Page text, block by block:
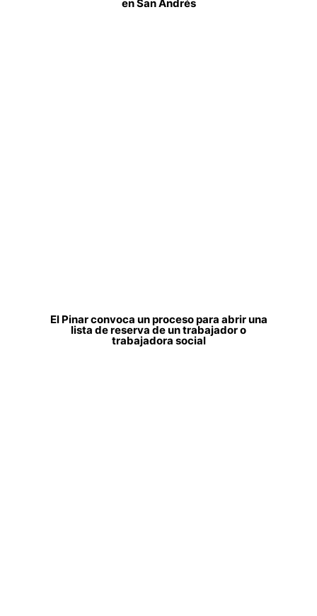
en San Andrés
El Pinar convoca un proceso para abrir una
lista de reserva de un trabajador o
trabajadora social